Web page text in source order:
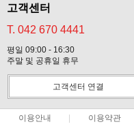
고객센터
T. 042 670 4441
평일 09:00 - 16:30
주말 및 공휴일 휴무
고객센터 연결
이용안내 이용약관